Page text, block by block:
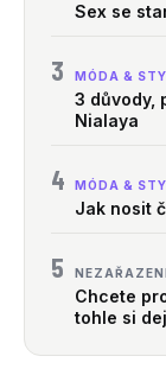
Sex se
3 MÓDA &
3 důvody,
Nialaya
4 MÓDA &
Jak nosit
5
Chcete
tohle si